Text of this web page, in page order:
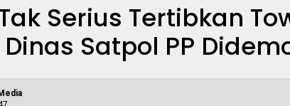
Serius Tertibkan
Satpol PP